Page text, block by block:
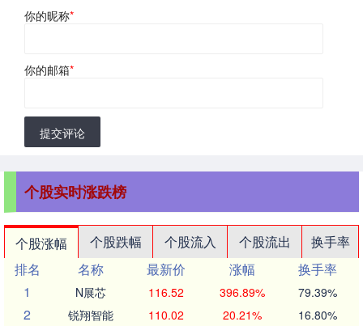
你的昵称*
你的邮箱*
提交评论
个股实时涨跌榜
个股涨幅 个股跌幅 个股流入 个股流出
换手率
排名
名称 最新价 涨幅
换手率
1
N展芯 116.52 396.89% 79.39%
2 锐翔智能 110.02 20.21% 16.80%